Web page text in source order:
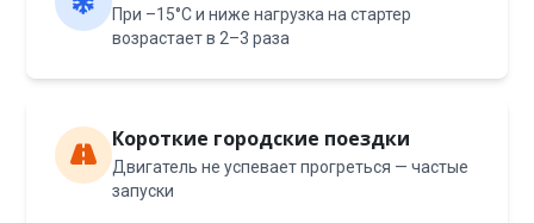
При –15°C и ниже нагрузка на стартер
возрастает в 2–3 раза
Короткие городские поездки
Двигатель не успевает прогреться — частые
запуски